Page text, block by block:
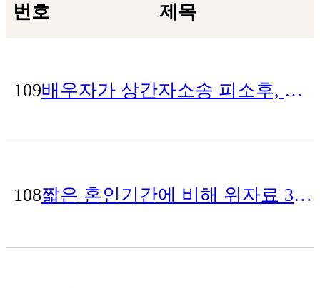
번호 제목
109 배우자가 상간자소송 피소후, 맞소송으로 대응하여 배우자의 위자료보다 500만원 더 상향 판결받은 사례
108 짧은 혼인기간에 비해 위자료 3천만원으로 높게 책정된 사건